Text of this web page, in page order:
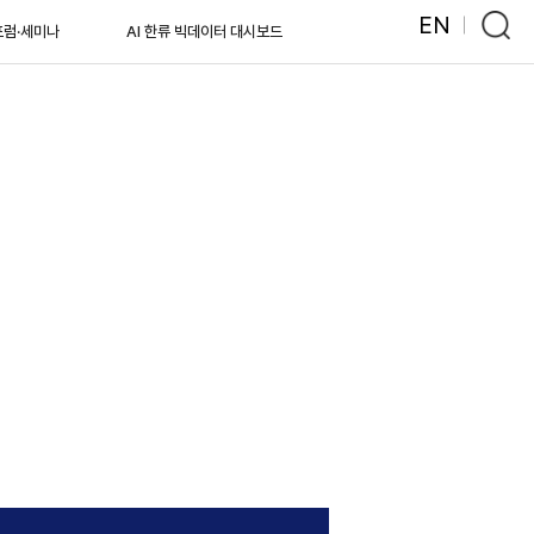
럼·세미나 AI 한류 빅데이터 대시보드 EN